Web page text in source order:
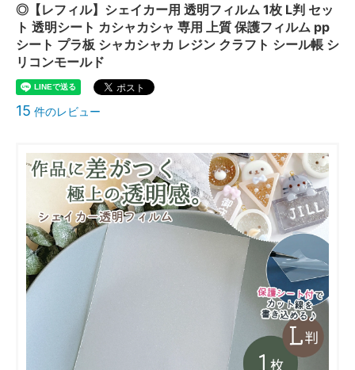
◎【レフィル】シェイカー用 透明フィルム 1枚 L判 セッ
ト 透明シート カシャカシャ 専用 上質 保護フィルム pp
シート プラ板 シャカシャカ レジン クラフト シール帳 シ
リコンモールド
15 件のレビュー